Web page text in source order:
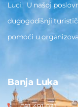
Luci. U našoj
dugogodišnji
pomoći u
Banja Luka